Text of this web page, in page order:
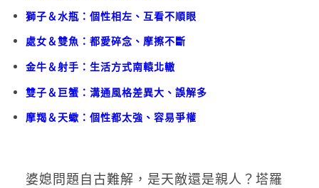
獅子＆水瓶：個性相左、互看不順眼
處女＆雙魚：都愛碎念、摩擦不斷
金牛＆射手：生活方式南轅北轍
雙子＆巨蟹：溝通風格差異大、誤解多
摩羯＆天蠍：個性都太強、容易爭權
婆媳問題自古難解，是天敵還是親人？塔羅